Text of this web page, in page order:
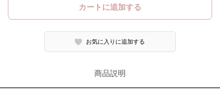
カートに追加する
お気に入りに追加する
商品説明